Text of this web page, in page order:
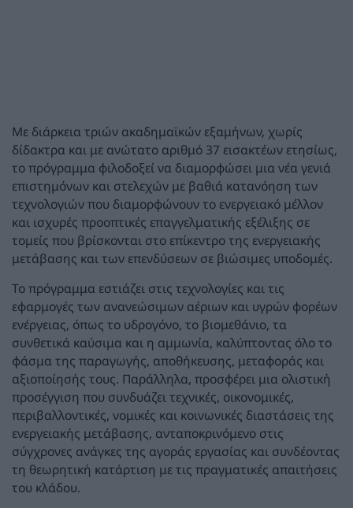
Με διάρκεια τριών ακαδημαϊκών εξαμήνων, χωρίς
δίδακτρα και με ανώτατο αριθμό 37 εισακτέων ετησίως,
το πρόγραμμα φιλοδοξεί να διαμορφώσει μια νέα γενιά
επιστημόνων και στελεχών με βαθιά κατανόηση των
τεχνολογιών που διαμορφώνουν το ενεργειακό μέλλον
και ισχυρές προοπτικές επαγγελματικής εξέλιξης σε
τομείς που βρίσκονται στο επίκεντρο της ενεργειακής
μετάβασης και των επενδύσεων σε βιώσιμες υποδομές.
Το πρόγραμμα εστιάζει στις τεχνολογίες και τις
εφαρμογές των ανανεώσιμων αέριων και υγρών φορέων
ενέργειας, όπως το υδρογόνο, το βιομεθάνιο, τα
συνθετικά καύσιμα και η αμμωνία, καλύπτοντας όλο το
φάσμα της παραγωγής, αποθήκευσης, μεταφοράς και
αξιοποίησής τους. Παράλληλα, προσφέρει μια ολιστική
προσέγγιση που συνδυάζει τεχνικές, οικονομικές,
περιβαλλοντικές, νομικές και κοινωνικές διαστάσεις της
ενεργειακής μετάβασης, ανταποκρινόμενο στις
σύγχρονες ανάγκες της αγοράς εργασίας και συνδέοντας
τη θεωρητική κατάρτιση με τις πραγματικές απαιτήσεις
του κλάδου.